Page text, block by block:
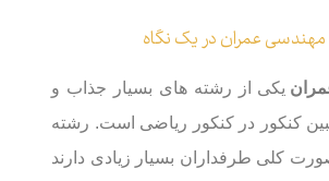
عمران در یک نگاه
یکی از رشته ‌های بسیار جذاب و
کنکور در کنکور ریاضی است. رشته
کلی طرفداران بسیار زیادی دارند